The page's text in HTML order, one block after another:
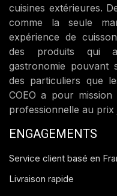
cuisines extérieures.
comme la seule
expérience de
des produits qui
gastronomie pouvant
des particuliers que
COEO a pour
professionnelle au prix
ENGAGEMENTS
Service client basé en
Livraison rapide